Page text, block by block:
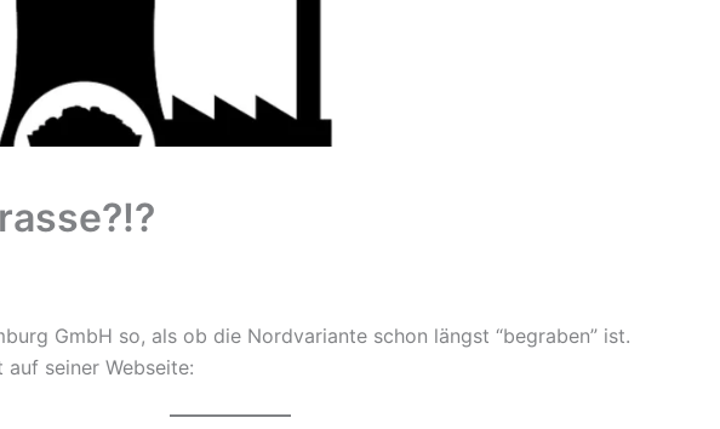
GmbH so, als ob die Nordvariante schon längst “begraben” ist.
seiner Webseite: